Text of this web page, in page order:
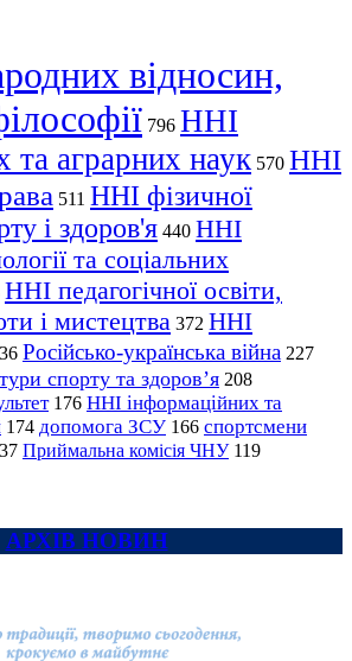
відносин,
796 ННІ
та аграрних наук 570 ННІ
511 ННІ фізичної
і здоров'я 440 ННІ
та соціальних
ННІ педагогічної освіти,
і мистецтва 372 ННІ
Російсько-українська війна 227
спорту та здоров’я 208
176 ННІ інформаційних та
174 допомога ЗСУ 166 спортсмени
Приймальна комісія ЧНУ 119
АРХІВ НОВИН